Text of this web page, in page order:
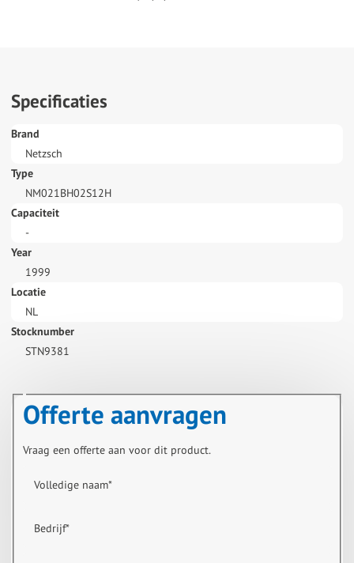
Specificaties
Brand
Netzsch
Type
NM021BH02S12H
Capaciteit
-
Year
1999
Locatie
NL
Stocknumber
STN9381
Offerte aanvragen
Vraag een offerte aan voor dit product.
Volledige naam*
Bedrijf*